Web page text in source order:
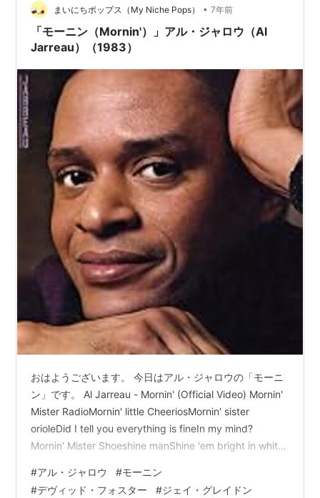
位） youtu.be1981年のアルバム「Breakin' …
まいにちポップス（My Niche Pops） • 7年前
「モーニン（Mornin'）」アル・ジャロウ（Al
Jarreau）（1983）
おはようございます。 今日はアル・ジャロウの「モーニ
ン」です。 Al Jarreau - Mornin' (Official Video) Mornin'
Mister RadioMornin' little CheeriosMornin' sister
orioleDid I tell you everything is fineIn my mind?
Mornin' Mister Shoeshine manShine 'em bright in white
that everything…
#アル・ジャロウ #モーニン
#デヴィッド・フォスター #ジェイ・グレイドン